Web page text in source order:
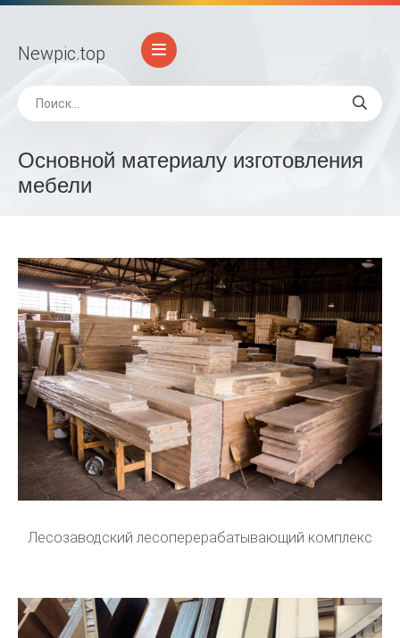
Newpic.top
Основной материалу изготовления
мебели
Лесозаводский лесоперерабатывающий комплекс